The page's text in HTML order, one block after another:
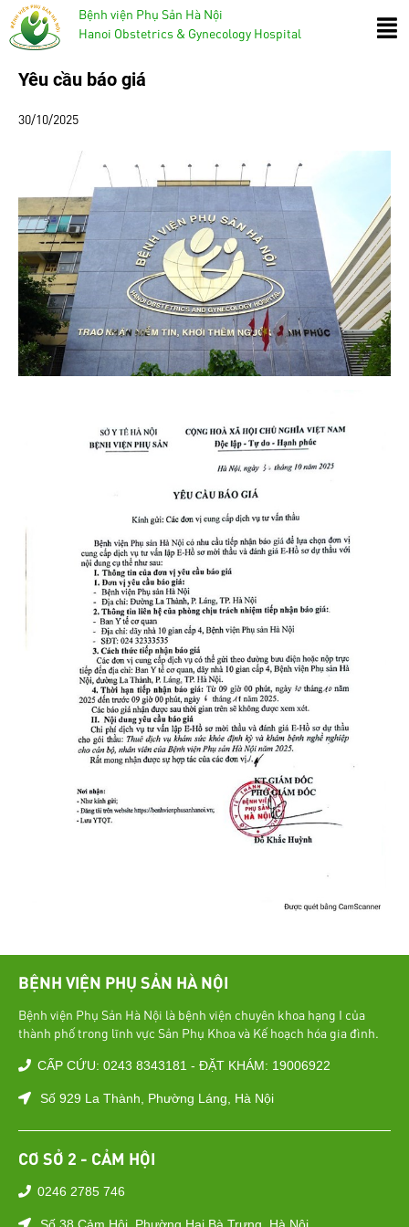
Bệnh viện Phụ Sản Hà Nội
Hanoi Obstetrics & Gynecology Hospital
Yêu cầu báo giá
30/10/2025
BỆNH VIỆN PHỤ SẢN HÀ NỘI
Bệnh viện Phụ Sản Hà Nội là bệnh viện chuyên khoa hạng I của
thành phố trong lĩnh vực Sản Phụ Khoa và Kế hoạch hóa gia đình.
CẤP CỨU: 0243 8343181 - ĐẶT KHÁM: 19006922
Số 929 La Thành, Phường Láng, Hà Nội
CƠ SỞ 2 - CẢM HỘI
0246 2785 746